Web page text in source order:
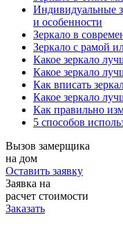
Индивидуальные
и особенности
Зеркало в
Зеркало с рамой
Какое зеркало
Какое зеркало
Как вписать
Какое зеркало
Как правильно
5 способов
Вызов замерщика
на дом
Оставить заявку
Заявка на
расчет стоимости
Заказать